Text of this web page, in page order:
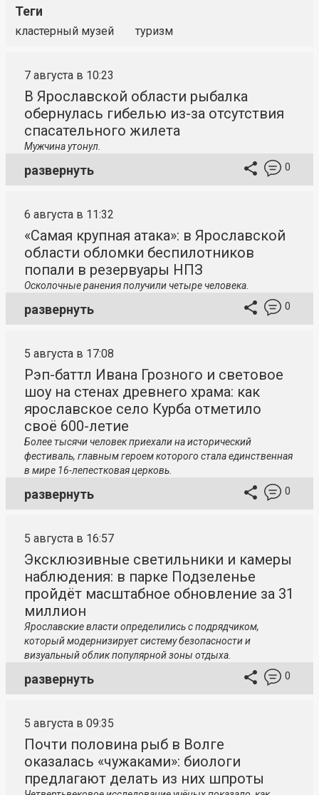
Теги
кластерный музей туризм
7 августа в 10:23
В Ярославской области рыбалка
обернулась гибелью из-за отсутствия
спасательного жилета
Мужчина утонул.
развернуть 0
6 августа в 11:32
«Самая крупная атака»: в Ярославской
области обломки беспилотников
попали в резервуары НПЗ
Осколочные ранения получили четыре человека.
развернуть 0
5 августа в 17:08
Рэп-баттл Ивана Грозного и световое
шоу на стенах древнего храма: как
ярославское село Курба отметило
своё 600-летие
Более тысячи человек приехали на исторический
фестиваль, главным героем которого стала единственная
в мире 16-лепестковая церковь.
развернуть 0
5 августа в 16:57
Эксклюзивные светильники и камеры
наблюдения: в парке Подзеленье
пройдёт масштабное обновление за 31
миллион
Ярославские власти определились с подрядчиком,
который модернизирует систему безопасности и
визуальный облик популярной зоны отдыха.
развернуть 0
5 августа в 09:35
Почти половина рыб в Волге
оказалась «чужаками»: биологи
предлагают делать из них шпроты